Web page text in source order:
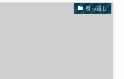
引っ越し